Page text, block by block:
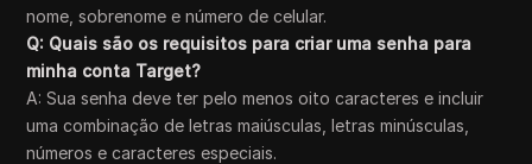
nome, sobrenome e número de celular.
Q: Quais são os requisitos para criar uma senha para
minha conta Target?
A: Sua senha deve ter pelo menos oito caracteres e incluir
uma combinação de letras maiúsculas, letras minúsculas,
números e caracteres especiais.